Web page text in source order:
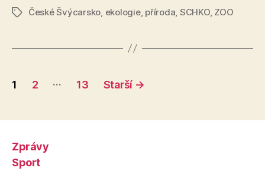
ŠtítkyČeské Švýcarsko, ekologie, příroda, SCHKO, ZOO
Stránkování
1 2 … 13 Starší →
Zprávy
Sport